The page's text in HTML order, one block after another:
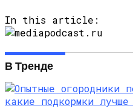
In this article:
В Тренде